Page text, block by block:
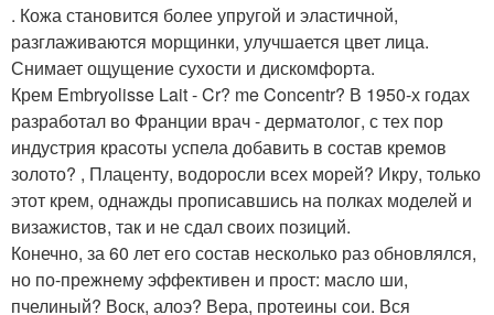
. Кожа становится более упругой и эластичной,
разглаживаются морщинки, улучшается цвет лица.
Снимает ощущение сухости и дискомфорта.
Крем Embryolisse Lait - Cr? me Concentr? В 1950-х годах
разработал во Франции врач - дерматолог, с тех пор
индустрия красоты успела добавить в состав кремов
золото? , Плаценту, водоросли всех морей? Икру, только
этот крем, однажды прописавшись на полках моделей и
визажистов, так и не сдал своих позиций.
Конечно, за 60 лет его состав несколько раз обновлялся,
но по-прежнему эффективен и прост: масло ши,
пчелиный? Воск, алоэ? Вера, протеины сои. Вся